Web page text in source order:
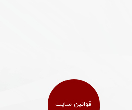
قوانین سایت